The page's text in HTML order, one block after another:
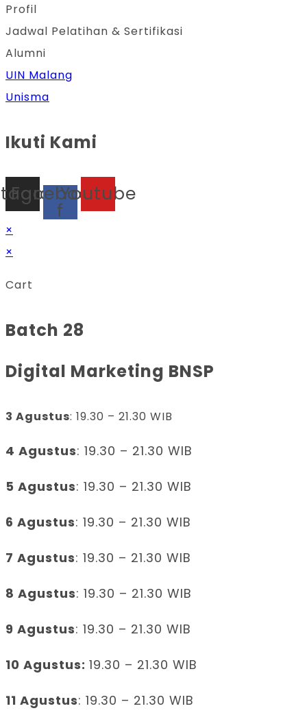
Profil
Jadwal Pelatihan & Sertifikasi
Alumni
UIN Malang
Unisma
Ikuti Kami
Facebook-
f
Youtube
×
×
Cart
Batch 28
Digital Marketing BNSP
3 Agustus: 19.30 – 21.30 WIB
4 Agustus: 19.30 – 21.30 WIB
5 Agustus: 19.30 – 21.30 WIB
6 Agustus: 19.30 – 21.30 WIB
7 Agustus: 19.30 – 21.30 WIB
8 Agustus: 19.30 – 21.30 WIB
9 Agustus: 19.30 – 21.30 WIB
10 Agustus: 19.30 – 21.30 WIB
11 Agustus: 19.30 – 21.30 WIB